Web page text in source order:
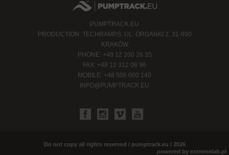
PUMPTRACK.EU
PRODUCTION: TECHRAMPS, UL. ORGANKI 2, 31-990
KRAKÓW
PHONE: +48 12 200 26 35
FAX: +48 12 312 06 96
MOBILE: +48 506 000 140
INFO@PUMPTRACK.EU
Do not copy all rights reserved / pumptrack.eu / 2026
powered by extremelab.pl